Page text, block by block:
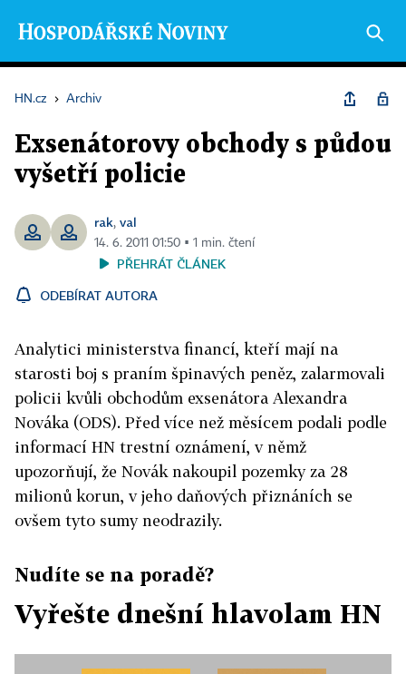
HN.cz › Archiv
Exsenátorovy obchody s půdou
vyšetří policie
rak, val
14. 6. 2011 01:50 ▪ 1 min. čtení
PŘEHRÁT ČLÁNEK
ODEBÍRAT AUTORA
Analytici ministerstva financí, kteří mají na
starosti boj s praním špinavých peněz, zalarmovali
policii kvůli obchodům exsenátora Alexandra
Nováka (ODS). Před více než měsícem podali podle
informací HN trestní oznámení, v němž
upozorňují, že Novák nakoupil pozemky za 28
milionů korun, v jeho daňových přiznáních se
ovšem tyto sumy neodrazily.
Nudíte se na poradě?
Vyřešte dnešní hlavolam HN